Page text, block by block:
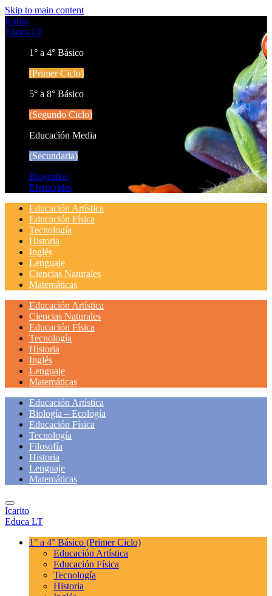
Skip to main content
Icarito
Educa LT
1° a 4° Básico
(Primer Ciclo)
5° a 8° Básico
(Segundo Ciclo)
Educación Media
(Secundaria)
Biografías
Efemérides
Educación Artística
Educación Física
Tecnología
Historia
Inglés
Lenguaje
Ciencias Naturales
Matemáticas
Educación Artística
Ciencias Naturales
Educación Física
Tecnología
Historia
Inglés
Lenguaje
Matemáticas
Educación Artística
Biología – Ecología
Educación Física
Tecnología
Filosofía
Historia
Lenguaje
Matemáticas
Icarito
Educa LT
1° a 4° Básico (Primer Ciclo)
Educación Artística
Educación Física
Tecnología
Historia